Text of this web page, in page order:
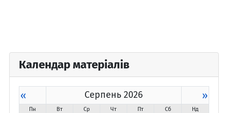
Календар матеріалів
« Серпень 2026 »
Пн Вт Ср Чт Пт Сб Нд